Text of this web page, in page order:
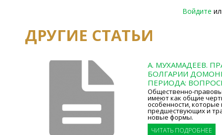
Войдите
ДРУГИЕ СТАТЬИ
А. МУХАМАДЕЕВ.
БОЛГАРИИ
ПЕРИОДА:
Общественно-
имеют как общие
особенности,
предшествующих и
новые формы.
ЧИТАТЬ ПОДРОБНЕЕ